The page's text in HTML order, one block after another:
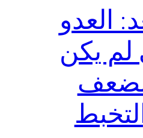
العدو
لم يكن